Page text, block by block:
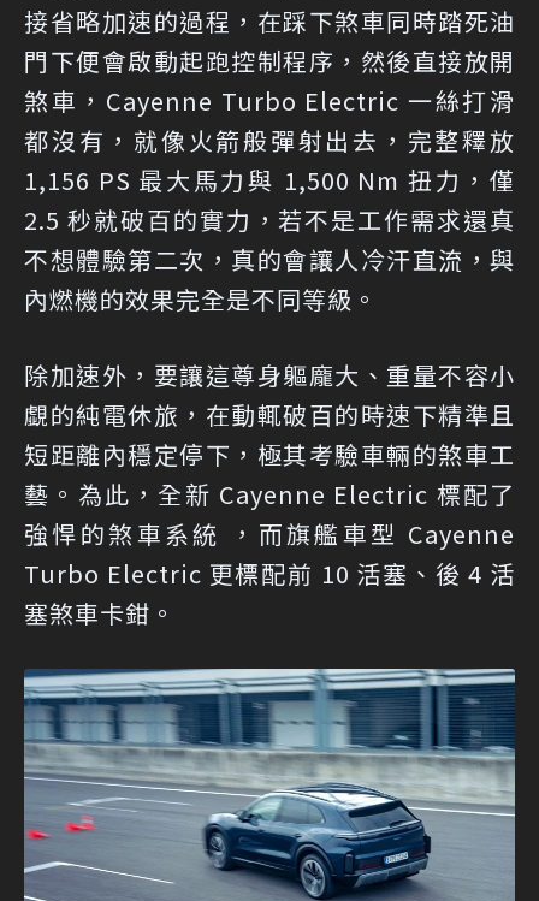
接省略加速的過程，在踩下煞車同時踏死油
門下便會啟動起跑控制程序，然後直接放開
煞車，Cayenne Turbo Electric 一絲打滑
都沒有，就像火箭般彈射出去，完整釋放
1,156 PS 最大馬力與 1,500 Nm 扭力，僅
2.5 秒就破百的實力，若不是工作需求還真
不想體驗第二次，真的會讓人冷汗直流，與
內燃機的效果完全是不同等級。
除加速外，要讓這尊身軀龐大、重量不容小
覷的純電休旅，在動輒破百的時速下精準且
短距離內穩定停下，極其考驗車輛的煞車工
藝。為此，全新 Cayenne Electric 標配了
強悍的煞車系統 ，而旗艦車型 Cayenne
Turbo Electric 更標配前 10 活塞、後 4 活
塞煞車卡鉗。